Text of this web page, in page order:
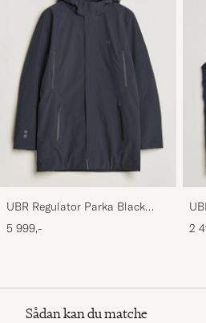
UBR Regulator Parka Black
Storm
5 999,-
2
Sådan kan du matche